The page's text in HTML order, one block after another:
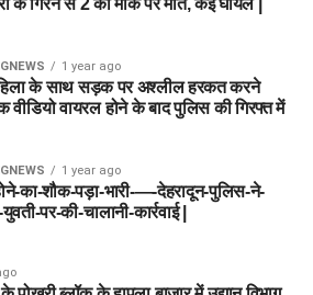
के गिरने से 2 की मौके पर मौत, कई घायल |
1 year ago
के साथ सड़क पर अश्लील हरकत करने
वीडियो वायरल होने के बाद पुलिस की गिरफ्त में
1 year ago
का-शौक-पड़ा-भारी-—-देहरादून-पुलिस-ने-
पर-की-चालानी-कार्रवाई |